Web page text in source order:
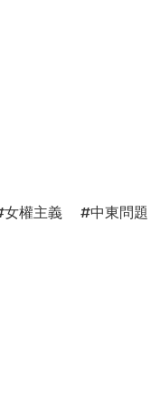
女權主義 中東問題